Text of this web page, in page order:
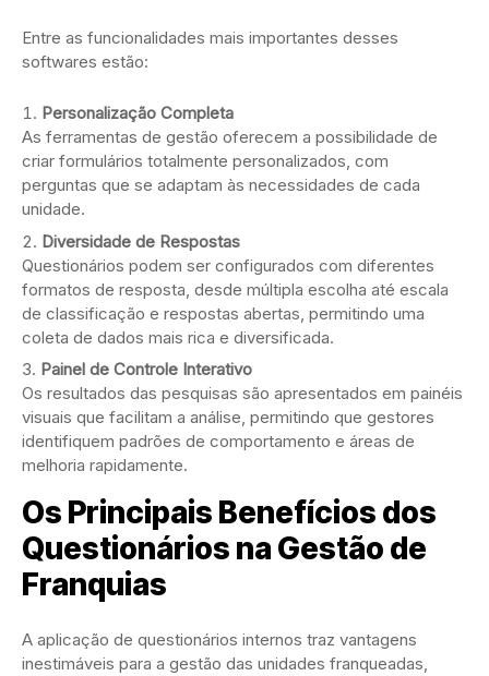
Entre as funcionalidades mais importantes desses
softwares estão:
Personalização Completa
As ferramentas de gestão oferecem a possibilidade de
criar formulários totalmente personalizados, com
perguntas que se adaptam às necessidades de cada
unidade.
Diversidade de Respostas
Questionários podem ser configurados com diferentes
formatos de resposta, desde múltipla escolha até escala
de classificação e respostas abertas, permitindo uma
coleta de dados mais rica e diversificada.
Painel de Controle Interativo
Os resultados das pesquisas são apresentados em painéis
visuais que facilitam a análise, permitindo que gestores
identifiquem padrões de comportamento e áreas de
melhoria rapidamente.
Os Principais Benefícios dos
Questionários na Gestão de
Franquias
A aplicação de questionários internos traz vantagens
inestimáveis para a gestão das unidades franqueadas,